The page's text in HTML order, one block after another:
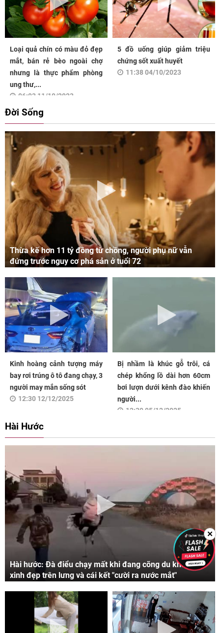
Loại quả chín có màu đỏ đẹp
mắt, bán rẻ bèo ngoài chợ
nhưng là thực phẩm phòng
ung thư,...
06:03 11/10/2023
5 đồ uống giúp giảm triệu
chứng sốt xuất huyết
11:38 04/10/2023
Đời Sống
Thừa kế hơn 11 tỷ đồng từ chồng, người phụ nữ vẫn
đứng trước nguy cơ phá sản ở tuổi 72
Kinh hoàng cảnh tượng máy
bay rơi trúng ô tô đang chạy, 3
người may mắn sống sót
12:30 12/12/2025
Bị nhầm là khúc gỗ trôi, cá
chép khổng lồ dài hơn 60cm
bơi lượn dưới kênh đào khiến
người...
12:30 05/12/2025
Hài Hước
Hài hước: Đà điểu chạy mất khi đang cõng du khách
xinh đẹp trên lưng và cái kết "cười ra nước mắt"
✕